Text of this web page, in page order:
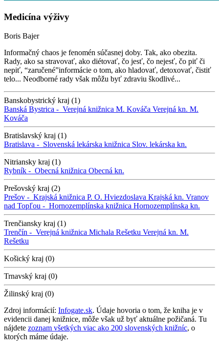
Medicína výživy
Boris Bajer
Informačný chaos je fenomén súčasnej doby. Tak, ako obezita.
Rady, ako sa stravovať, ako diétovať, čo jesť, čo nejesť, čo piť či
nepiť, “zaručené”informácie o tom, ako hladovať, detoxovať, čistiť
telo... Neodborné rady však môžu byť zdraviu škodlivé...
Banskobystrický kraj (1)
Banská Bystrica - Verejná knižnica M. Kováča Verejná kn. M.
Kováča
Bratislavský kraj (1)
Bratislava - Slovenská lekárska knižnica Slov. lekárska kn.
Nitriansky kraj (1)
Rybník - Obecná knižnica Obecná kn.
Prešovský kraj (2)
Prešov - Krajská knižnica P. O. Hviezdoslava Krajská kn. Vranov
nad Topľou - Hornozemplínska knižnica Hornozemplínska kn.
Trenčiansky kraj (1)
Trenčín - Verejná knižnica Michala Rešetku Verejná kn. M.
Rešetku
Košický kraj (0)
Trnavský kraj (0)
Žilinský kraj (0)
Zdroj informácií: Infogate.sk. Údaje hovoria o tom, že kniha je v
evidencii danej knižnice, môže však už byť aktuálne požičaná. Tu
nájdete zoznam všetkých viac ako 200 slovenských knižníc, o
ktorých máme údaje.